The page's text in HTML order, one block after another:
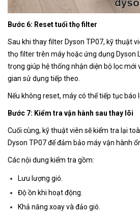
Bước 6: Reset tuổi thọ filter
Sau khi thay filter Dyson TP07, kỹ thuật
thọ filter trên máy hoặc ứng dụng Dyson
trọng giúp hệ thống nhận diện bộ lọc mới
gian sử dụng tiếp theo.
Nếu không reset, máy có thể tiếp tục báo
Bước 7: Kiểm tra vận hành sau thay lõi
Cuối cùng, kỹ thuật viên sẽ kiểm tra lại
Dyson TP07 để đảm bảo máy vận hành
Các nội dung kiểm tra gồm:
Lưu lượng gió.
Độ ồn khi hoạt động.
Khả năng xoay và đảo gió.